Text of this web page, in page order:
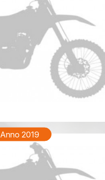
Anno 2019